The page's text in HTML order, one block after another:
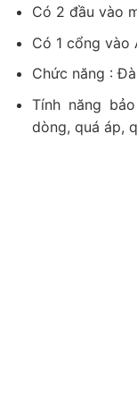
Có 2 đầu vào
Có 1 cổng vào
Chức năng :
Tính năng
dòng, quá áp,